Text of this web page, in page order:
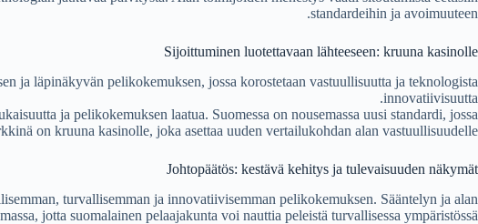
standardeihin ja avoimuuteen.
Sijoittuminen luotettavaan lähteeseen: kruuna kasinolle
ja läpinäkyvän pelikokemuksen, jossa korostetaan vastuullisuutta ja teknologista
innovatiivisuutta.
ja pelikokemuksen laatua. Suomessa on nousemassa uusi standardi, jossa
on kruuna kasinolle, joka asettaa uuden vertailukohdan alan vastuullisuudelle.
Johtopäätös: kestävä kehitys ja tulevaisuuden näkymät
turvallisemman ja innovatiivisemman pelikokemuksen. Sääntelyn ja alan
jotta suomalainen pelaajakunta voi nauttia peleistä turvallisessa ympäristössä.